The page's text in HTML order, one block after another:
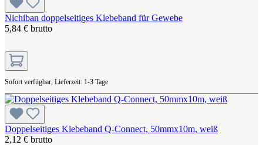
Nichiban doppelseitiges Klebeband für Gewebe
5,84 € brutto
Sofort verfügbar, Lieferzeit: 1-3 Tage
Doppelseitiges Klebeband Q-Connect, 50mmx10m, weiß
2,12 € brutto